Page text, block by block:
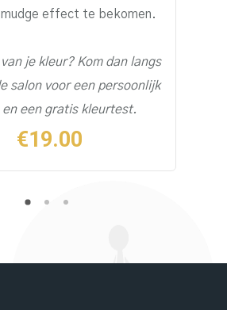
effect te bekomen.
je kleur? Kom dan langs
salon voor een persoonlijk
en een gratis kleurtest.
€19.00